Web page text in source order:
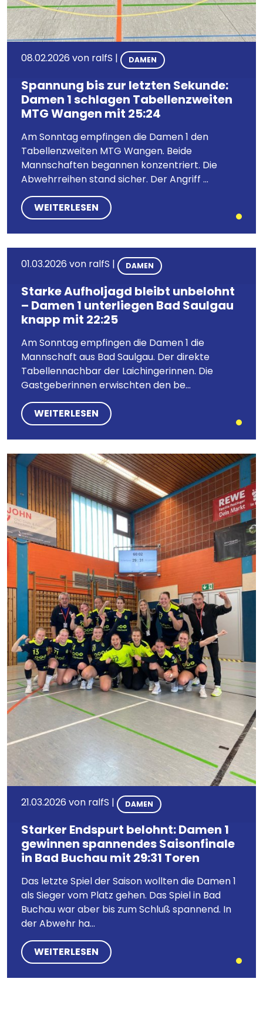
08.02.2026 von ralfS | DAMEN
Spannung bis zur letzten Sekunde:
Damen 1 schlagen Tabellenzweiten
MTG Wangen mit 25:24
Am Sonntag empfingen die Damen 1 den
Tabellenzweiten MTG Wangen. Beide
Mannschaften begannen konzentriert. Die
Abwehrreihen stand sicher. Der Angriff ...
WEITERLESEN
01.03.2026 von ralfS | DAMEN
Starke Aufholjagd bleibt unbelohnt
– Damen 1 unterliegen Bad Saulgau
knapp mit 22:25
Am Sonntag empfingen die Damen 1 die
Mannschaft aus Bad Saulgau. Der direkte
Tabellennachbar der Laichingerinnen. Die
Gastgeberinnen erwischten den be...
WEITERLESEN
21.03.2026 von ralfS | DAMEN
Starker Endspurt belohnt: Damen 1
gewinnen spannendes Saisonfinale
in Bad Buchau mit 29:31 Toren
Das letzte Spiel der Saison wollten die Damen 1
als Sieger vom Platz gehen. Das Spiel in Bad
Buchau war aber bis zum Schluß spannend. In
der Abwehr ha...
WEITERLESEN